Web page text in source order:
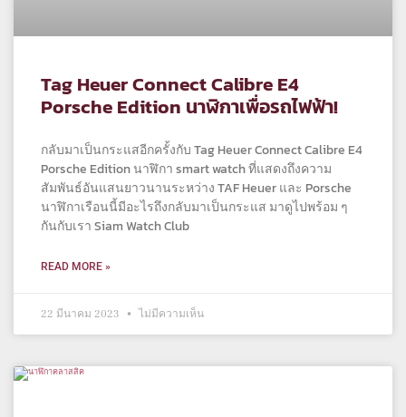
Tag Heuer Connect Calibre E4
Porsche Edition นาฬิกาเพื่อรถไฟฟ้า!
กลับมาเป็นกระแสอีกครั้งกับ Tag Heuer Connect Calibre E4
Porsche Edition นาฬิกา smart watch ที่แสดงถึงความ
สัมพันธ์อันแสนยาวนานระหว่าง TAF Heuer และ Porsche
นาฬิกาเรือนนี้มีอะไรถึงกลับมาเป็นกระแส มาดูไปพร้อม ๆ
กันกับเรา Siam Watch Club
READ MORE »
22 มีนาคม 2023 ไม่มีความเห็น